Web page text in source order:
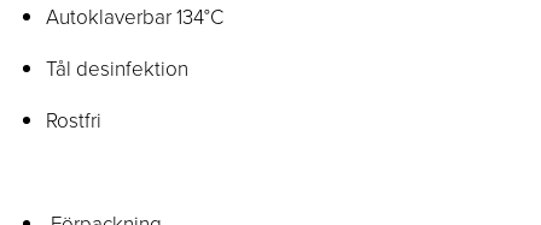
Autoklaverbar 134°C
Tål desinfektion
Rostfri